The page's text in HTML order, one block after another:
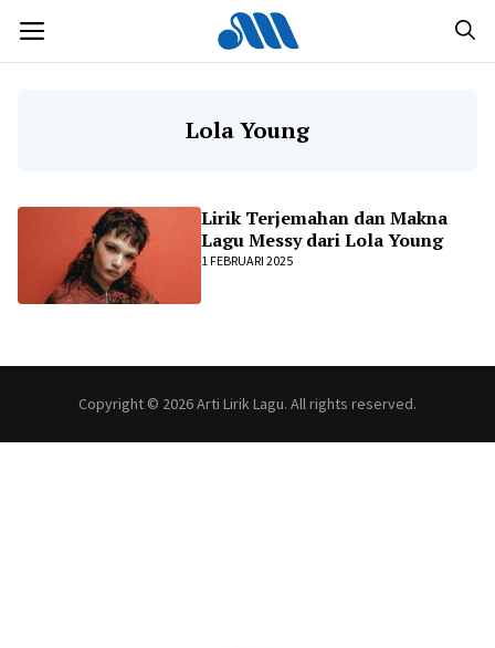
isi
MENU
Lola Young
Lirik Terjemahan dan Makna
Lagu Messy dari Lola Young
1 FEBRUARI 2025
Copyright © 2026 Arti Lirik Lagu. All rights reserved.